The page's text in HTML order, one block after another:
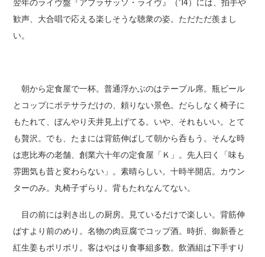
歓声、大合唱で応える楽しそうな聴衆の姿。ただただ羨まし
い。
朝から定食屋で一杯。普通浮かぶのはテーブル席。瓶ビール
とコップにポテサラだけの、頼りない景色。だらしなく椅子に
もたれて、ぼんやり天井見上げてる。いや、それもいい。とて
も贅沢。でも、たまには背筋伸ばして朝から呑もう。そんな時
は恵比寿の老舗、創業六十年の定食屋「Ｋ」。先人曰く「味も
雰囲気も昔と変わらない」。素晴らしい。十時半開店。カウン
ターのみ。丸椅子ずらり。背もたれなんてない。
目の前には剥き出しの厨房。見ているだけで楽しい。背筋伸
ばすより前のめり。名物の肉豆腐でコップ酒。時折、御新香と
紅生姜もポリポリ。客はやはり食事組多数。飲酒組は下手すり